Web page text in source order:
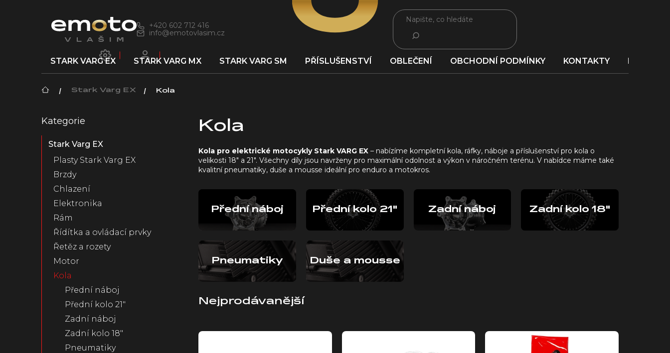
+420 602 712 416
info@emotovlasim.cz
HLEDAT
STARK VARG EX STARK VARG MX STARK VARG SM PŘÍSLUŠENSTVÍ OBLEČENÍ OBCHODNÍ PODMÍNKY KONTAKTY
DomůStark Varg EX Kola
o
s
Přeskočit
Kategorie
Stark Varg EX
Plasty Stark Varg EX
Brzdy
Chlazení
Elektronika
Rám
Řídítka a ovládací prvky
Řetěz a rozety
Motor
Kola
Přední náboj
Přední kolo 21"
Zadní náboj
Zadní kolo 18"
Pneumatiky
Kola
Kola pro elektrické motocykly Stark VARG EX – nabízíme kompletní kola, ráfky, náboje a příslušenství pro kola o
velikosti 18" a 21". Všechny díly jsou navrženy pro maximální odolnost a výkon v náročném terénu. V nabídce máme také
kvalitní pneumatiky, duše a mousse ideální pro enduro a motokros.
Přední náboj Přední kolo 21" Zadní náboj Zadní kolo 18"
Pneumatiky Duše a mousse
Nejprodávanější
V